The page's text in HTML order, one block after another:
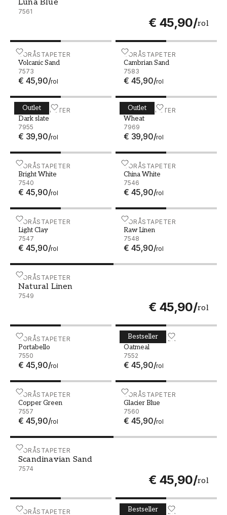
Luna Blue
7561
€ 45,90/rol
BORÅSTAPETER
Volcanic Sand
7573
€ 45,90/rol
Volcanic Sand - 7573 BORÅSTAPETER
Cambrian Sand
7583
€ 45,90/rol
Cambrian Sand - 7583
Outlet
BORÅSTAPETER
Dark slate
7955
€ 39,90/rol
Dark slate - 7955 Outlet
BORÅSTAPETER
Wheat
7969
€ 39,90/rol
Wheat - 7969
BORÅSTAPETER
Bright White
7540
€ 45,90/rol
Bright White - 7540 BORÅSTAPETER
China White
7546
€ 45,90/rol
China White - 7546
BORÅSTAPETER
Light Clay
7547
€ 45,90/rol
Light Clay - 7547 BORÅSTAPETER
Raw Linen
7548
€ 45,90/rol
Raw Linen - 7548
BORÅSTAPETER
Natural Linen
7549
€ 45,90/rol
Natural Linen - 7549
BORÅSTAPETER
Portabello
7550
€ 45,90/rol
Portabello - 7550 Bestseller
BORÅSTAPETER
Oatmeal
7552
€ 45,90/rol
Oatmeal - 7552
BORÅSTAPETER
Copper Green
7557
€ 45,90/rol
Copper Green - 7557 BORÅSTAPETER
Glacier Blue
7560
€ 45,90/rol
Glacier Blue - 7560
BORÅSTAPETER
Scandinavian Sand
7574
€ 45,90/rol
Scandinavian Sand - 7574
BORÅSTAPETER
Shell Sand - 7575 Bestseller
BORÅSTAPETER
Sahara Sand - 7576